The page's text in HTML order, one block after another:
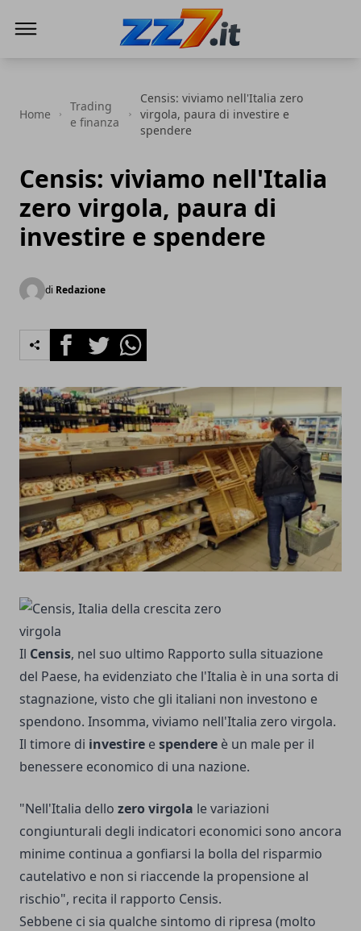
Home
Trading
e finanza
Censis: viviamo nell'Italia zero
virgola, paura di investire e
spendere
Censis: viviamo nell'Italia
zero virgola, paura di
investire e spendere
di Redazione
FacebookTwitterWhatsapp
Il Censis, nel suo ultimo Rapporto sulla situazione
del Paese, ha evidenziato che l'Italia è in una sorta di
stagnazione, visto che gli italiani non investono e
spendono. Insomma, viviamo nell'Italia zero virgola.
Il timore di investire espendere è un male per il
benessere economico di una nazione.
"Nell'Italia dello zero virgola le variazioni
congiunturali degli indicatori economici sono ancora
minime continua a gonfiarsi la bolla del risparmio
cautelativo e non si riaccende la propensione al
rischio", recita il rapporto Censis.
Sebbene ci sia qualche sintomo di ripresa (molto